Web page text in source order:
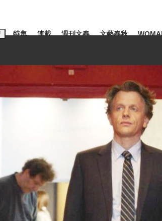
した日本代表監督に... 「最悪の
特集 連載 週刊文春 文藝春秋
ードタグ一覧
#森岡毅 #城彰